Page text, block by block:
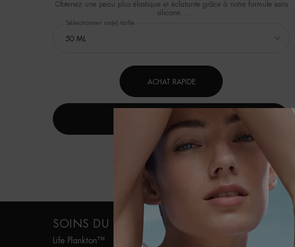
Obtenez une peau plus élastique et éclatante grâce à notre formule sans
silicone.
90% des femmes ressentent une peau plus souple.
Sélectionner un(e) taille
ACHAT RAPIDE
DÉCOUVRIR
SOINS DU VISAGE
Life Plankton™